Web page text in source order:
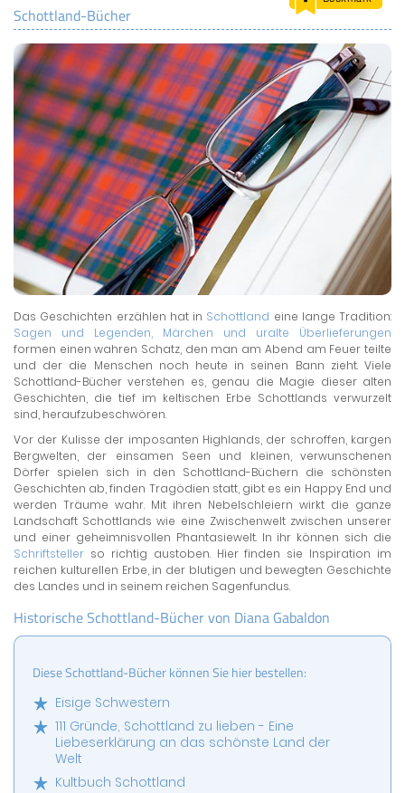
LERNCENTER
ENGLISCH
ENGLAND ZUHAUSE
BRITISH SHOP
Schottland-Bücher
Das Geschichten erzählen hat in Schottland eine lange Tradition:
Sagen und Legenden, Märchen und uralte Überlieferungen
formen einen wahren Schatz, den man am Abend am Feuer teilte
und der die Menschen noch heute in seinen Bann zieht. Viele
Schottland-Bücher verstehen es, genau die Magie dieser alten
Geschichten, die tief im keltischen Erbe Schottlands verwurzelt
sind, heraufzubeschwören.
Vor der Kulisse der imposanten Highlands, der schroffen, kargen
Bergwelten, der einsamen Seen und kleinen, verwunschenen
Dörfer spielen sich in den Schottland-Büchern die schönsten
Geschichten ab, finden Tragödien statt, gibt es ein Happy End und
werden Träume wahr. Mit ihren Nebelschleiern wirkt die ganze
Landschaft Schottlands wie eine Zwischenwelt zwischen unserer
und einer geheimnisvollen Phantasiewelt. In ihr können sich die
Schriftsteller so richtig austoben. Hier finden sie Inspiration im
reichen kulturellen Erbe, in der blutigen und bewegten Geschichte
des Landes und in seinem reichen Sagenfundus.
Historische Schottland-Bücher von Diana Gabaldon
Diese Schottland-Bücher können Sie hier bestellen:
Eisige Schwestern
111 Gründe, Schottland zu lieben - Eine
Liebeserklärung an das schönste Land der
Welt
Kultbuch Schottland